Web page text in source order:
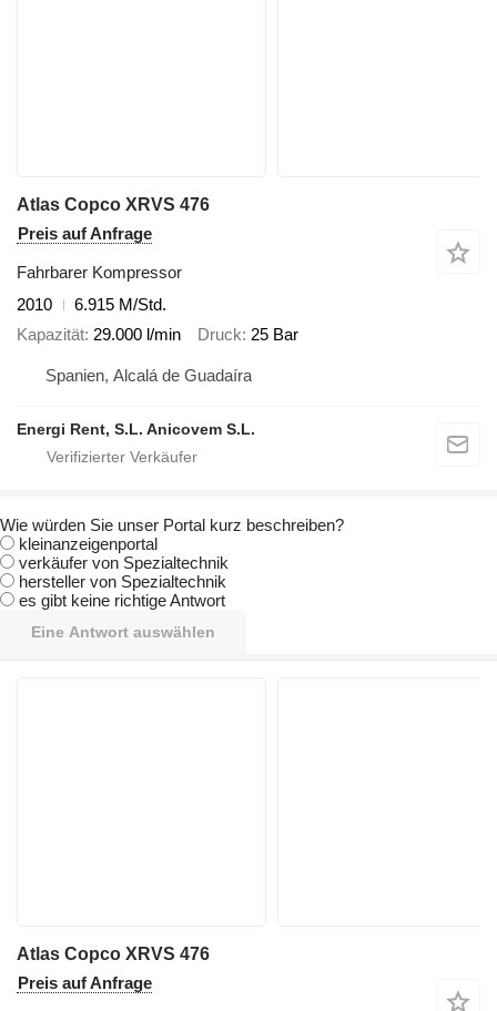
Atlas Copco XRVS 476
Preis auf Anfrage
Fahrbarer Kompressor
2010
6.915 M/Std.
Kapazität 29.000 l/min Druck 25 Bar
Spanien, Alcalá de Guadaíra
Energi Rent, S.L. Anicovem S.L.
Wie würden Sie unser Portal kurz beschreiben?
kleinanzeigenportal
verkäufer von Spezialtechnik
hersteller von Spezialtechnik
es gibt keine richtige Antwort
Eine Antwort auswählen
Atlas Copco XRVS 476
Preis auf Anfrage